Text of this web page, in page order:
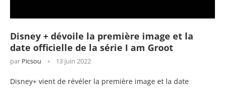
Disney + dévoile la première image et la
date officielle de la série I am Groot
par Picsou 13 juin 2022
Disney+ vient de révéler la première image et la date